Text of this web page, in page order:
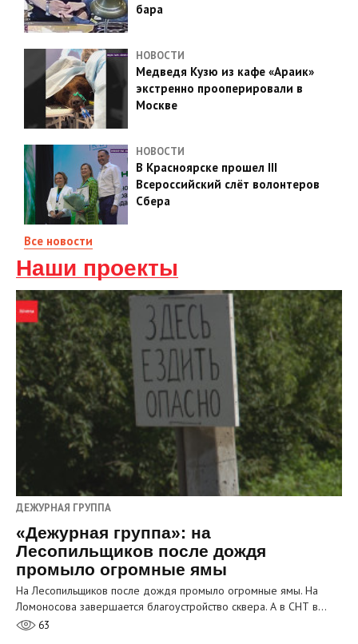
бара
НОВОСТИ
Медведя Кузю из кафе «Араик»
экстренно прооперировали в
Москве
НОВОСТИ
В Красноярске прошел III
Всероссийский слёт волонтеров
Сбера
Все новости
Наши проекты
ДЕЖУРНАЯ ГРУППА
«Дежурная группа»: на
Лесопильщиков после дождя
промыло огромные ямы
На Лесопильщиков после дождя промыло огромные ямы. На
Ломоносова завершается благоустройство сквера. А в СНТ в…
63